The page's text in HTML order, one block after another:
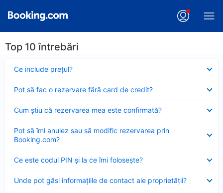
Top 10 întrebări
Ce include preţul?
închis
Pot să fac o rezervare fără card de credit?
închis
Cum ştiu că rezervarea mea este confirmată?
închis
Pot să îmi anulez sau să modific rezervarea prin
Booking.com?
închis
Ce este codul PIN şi la ce îmi foloseşte?
închis
Unde pot găsi informațiile de contact ale proprietății?
închis